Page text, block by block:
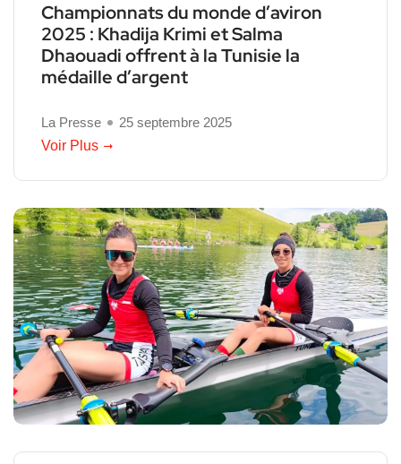
Championnats du monde d’aviron
2025 : Khadija Krimi et Salma
Dhaouadi offrent à la Tunisie la
médaille d’argent
La Presse
25 septembre 2025
Voir Plus